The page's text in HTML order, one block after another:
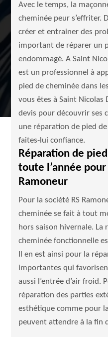
Avec le temps, la
cheminée peur s’effriter.
créer et entrainer des
important de réparer un
endommagé. A Saint
est un professionnel à
pied de cheminée dans
vous êtes à Saint Nicolas
devis pour découvrir ses
une réparation de pied
faites-lui confiance.
Réparation de
toute l’année pour
Ramoneur
Pour la société RS
cheminée se fait à tout
hors saison hivernale.
cheminée fonctionnelle
Il en est ainsi pour la
importantes qui
aussi l’entrée d’air froid.
réparation des parties
esthétique comme pour
peuvent attendre à la fin